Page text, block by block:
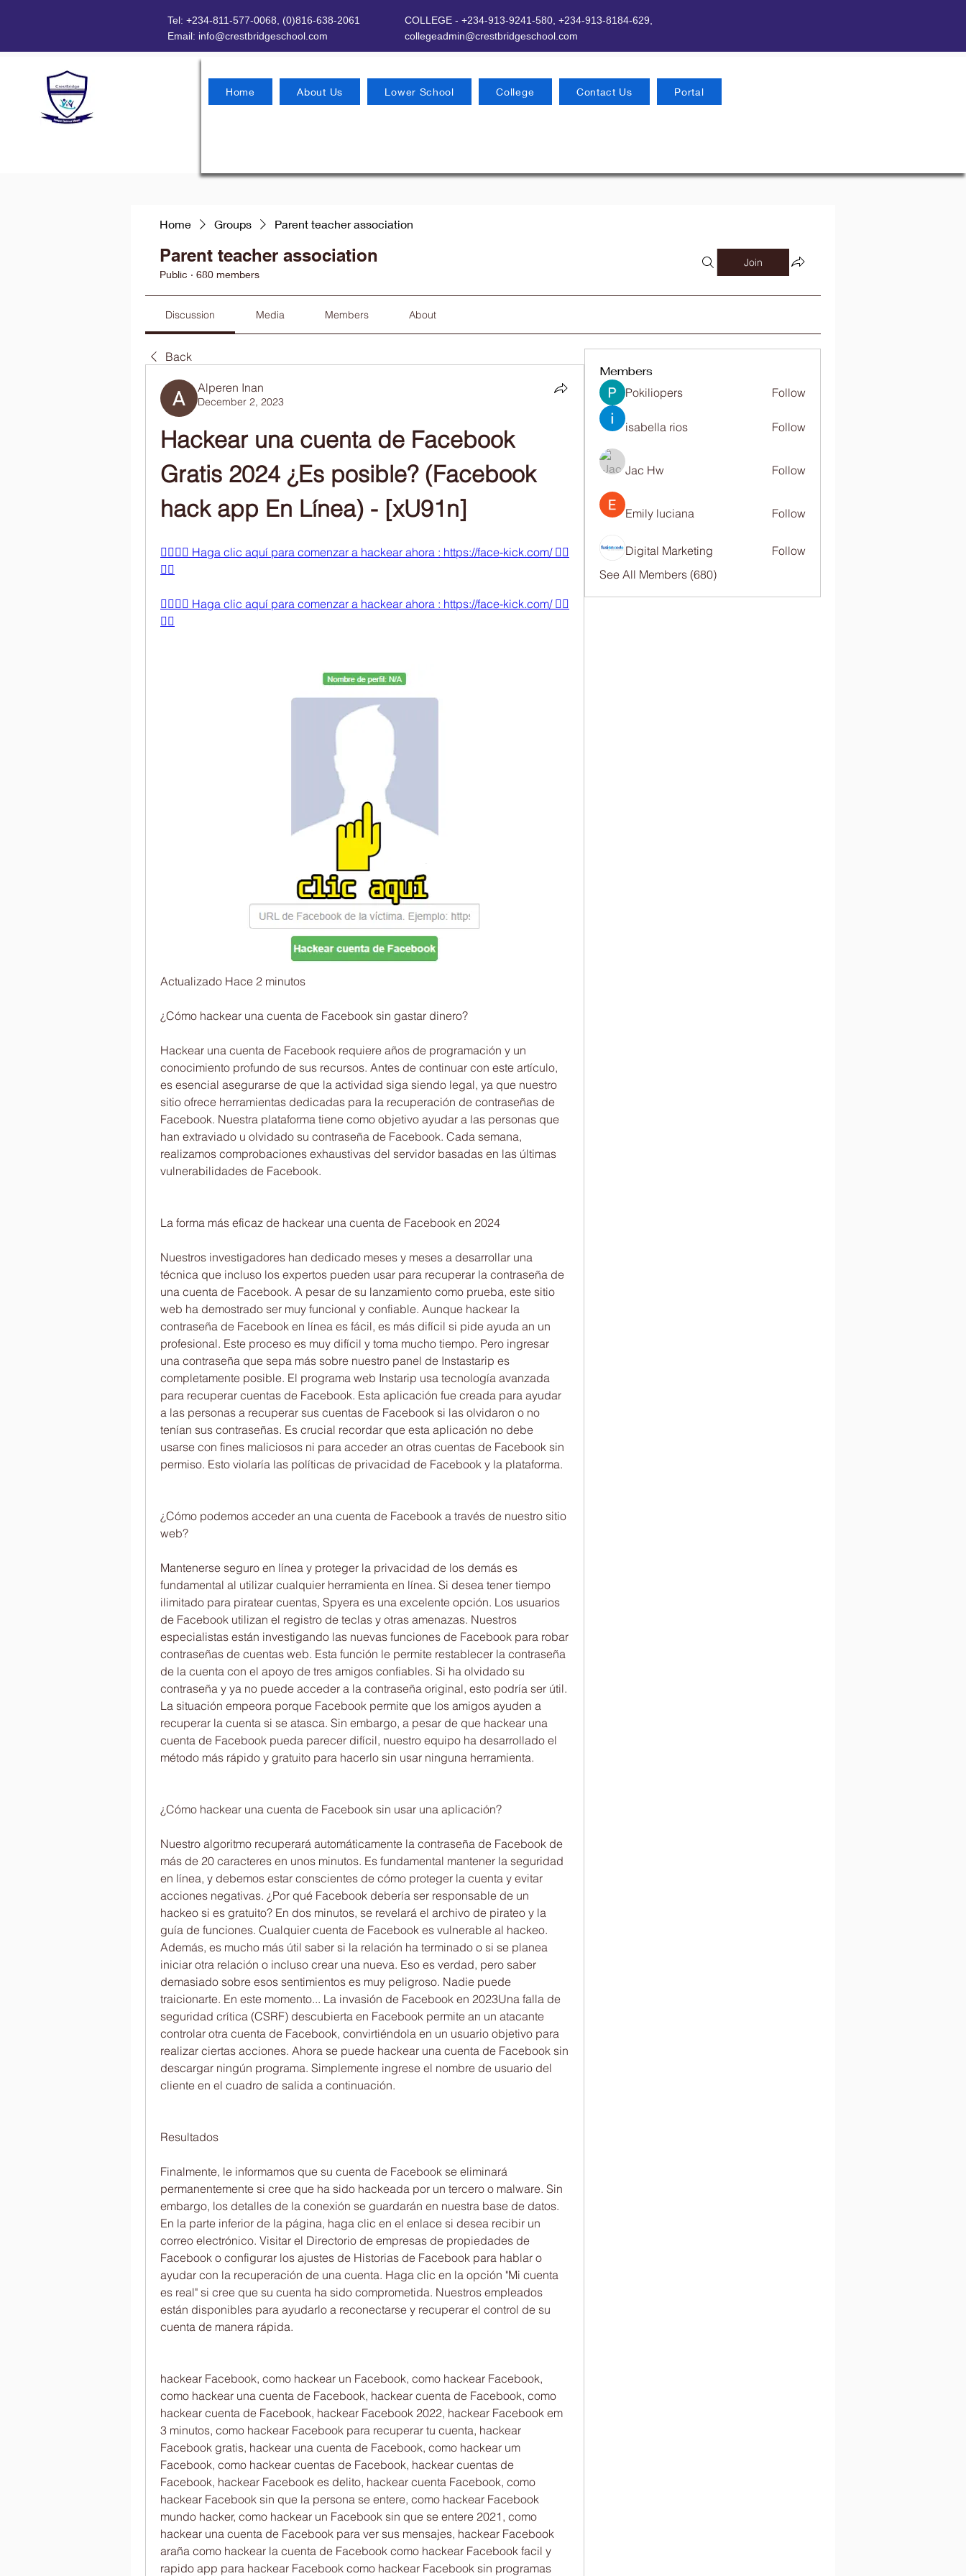
Tel: +234-811-577-0068, (0)816-638-2061
Email: info@crestbridgeschool.com
COLLEGE - +234-913-9241-580, +234-913-8184-629,
collegeadmin@crestbridgeschool.com
Home About Us Lower School College Contact Us Portal
Home Groups Parent teacher association
Parent teacher association
Public · 680 members
Join
Discussion Media Members About
Back
Alperen Inan
December 2, 2023
Hackear una cuenta de Facebook
Gratis 2024 ¿Es posible? (Facebook
hack app En Línea) - [xU91n]
👉🏻👉🏻 Haga clic aquí para comenzar a hackear ahora : https://face-kick.com/ 👈🏻
👈🏻
👉🏻👉🏻 Haga clic aquí para comenzar a hackear ahora : https://face-kick.com/ 👈🏻
👈🏻
Actualizado Hace 2 minutos
¿Cómo hackear una cuenta de Facebook sin gastar dinero?
Hackear una cuenta de Facebook requiere años de programación y un
conocimiento profundo de sus recursos. Antes de continuar con este artículo,
es esencial asegurarse de que la actividad siga siendo legal, ya que nuestro
sitio ofrece herramientas dedicadas para la recuperación de contraseñas de
Facebook. Nuestra plataforma tiene como objetivo ayudar a las personas que
han extraviado u olvidado su contraseña de Facebook. Cada semana,
realizamos comprobaciones exhaustivas del servidor basadas en las últimas
vulnerabilidades de Facebook.
La forma más eficaz de hackear una cuenta de Facebook en 2024
Nuestros investigadores han dedicado meses y meses a desarrollar una
técnica que incluso los expertos pueden usar para recuperar la contraseña de
una cuenta de Facebook. A pesar de su lanzamiento como prueba, este sitio
web ha demostrado ser muy funcional y confiable. Aunque hackear la
contraseña de Facebook en línea es fácil, es más difícil si pide ayuda an un
profesional. Este proceso es muy difícil y toma mucho tiempo. Pero ingresar
una contraseña que sepa más sobre nuestro panel de Instastarip es
completamente posible. El programa web Instarip usa tecnología avanzada
para recuperar cuentas de Facebook. Esta aplicación fue creada para ayudar
a las personas a recuperar sus cuentas de Facebook si las olvidaron o no
tenían sus contraseñas. Es crucial recordar que esta aplicación no debe
usarse con fines maliciosos ni para acceder an otras cuentas de Facebook sin
permiso. Esto violaría las políticas de privacidad de Facebook y la plataforma.
¿Cómo podemos acceder an una cuenta de Facebook a través de nuestro sitio
web?
Mantenerse seguro en línea y proteger la privacidad de los demás es
fundamental al utilizar cualquier herramienta en línea. Si desea tener tiempo
ilimitado para piratear cuentas, Spyera es una excelente opción. Los usuarios
de Facebook utilizan el registro de teclas y otras amenazas. Nuestros
especialistas están investigando las nuevas funciones de Facebook para robar
contraseñas de cuentas web. Esta función le permite restablecer la contraseña
de la cuenta con el apoyo de tres amigos confiables. Si ha olvidado su
contraseña y ya no puede acceder a la contraseña original, esto podría ser útil.
La situación empeora porque Facebook permite que los amigos ayuden a
recuperar la cuenta si se atasca. Sin embargo, a pesar de que hackear una
cuenta de Facebook pueda parecer difícil, nuestro equipo ha desarrollado el
método más rápido y gratuito para hacerlo sin usar ninguna herramienta.
¿Cómo hackear una cuenta de Facebook sin usar una aplicación?
Nuestro algoritmo recuperará automáticamente la contraseña de Facebook de
más de 20 caracteres en unos minutos. Es fundamental mantener la seguridad
en línea, y debemos estar conscientes de cómo proteger la cuenta y evitar
acciones negativas. ¿Por qué Facebook debería ser responsable de un
hackeo si es gratuito? En dos minutos, se revelará el archivo de pirateo y la
guía de funciones. Cualquier cuenta de Facebook es vulnerable al hackeo.
Además, es mucho más útil saber si la relación ha terminado o si se planea
iniciar otra relación o incluso crear una nueva. Eso es verdad, pero saber
demasiado sobre esos sentimientos es muy peligroso. Nadie puede
traicionarte. En este momento... La invasión de Facebook en 2023Una falla de
seguridad crítica (CSRF) descubierta en Facebook permite an un atacante
controlar otra cuenta de Facebook, convirtiéndola en un usuario objetivo para
realizar ciertas acciones. Ahora se puede hackear una cuenta de Facebook sin
descargar ningún programa. Simplemente ingrese el nombre de usuario del
cliente en el cuadro de salida a continuación.
Resultados
Finalmente, le informamos que su cuenta de Facebook se eliminará
permanentemente si cree que ha sido hackeada por un tercero o malware. Sin
embargo, los detalles de la conexión se guardarán en nuestra base de datos.
En la parte inferior de la página, haga clic en el enlace si desea recibir un
correo electrónico. Visitar el Directorio de empresas de propiedades de
Facebook o configurar los ajustes de Historias de Facebook para hablar o
ayudar con la recuperación de una cuenta. Haga clic en la opción "Mi cuenta
es real" si cree que su cuenta ha sido comprometida. Nuestros empleados
están disponibles para ayudarlo a reconectarse y recuperar el control de su
cuenta de manera rápida.
hackear Facebook, como hackear un Facebook, como hackear Facebook,
como hackear una cuenta de Facebook, hackear cuenta de Facebook, como
hackear cuenta de Facebook, hackear Facebook 2022, hackear Facebook em
3 minutos, como hackear Facebook para recuperar tu cuenta, hackear
Facebook gratis, hackear una cuenta de Facebook, como hackear um
Facebook, como hackear cuentas de Facebook, hackear cuentas de
Facebook, hackear Facebook es delito, hackear cuenta Facebook, como
hackear Facebook sin que la persona se entere, como hackear Facebook
mundo hacker, como hackear un Facebook sin que se entere 2021, como
hackear una cuenta de Facebook para ver sus mensajes, hackear Facebook
araña como hackear la cuenta de Facebook como hackear Facebook facil y
rapido app para hackear Facebook como hackear Facebook sin programas
Members
Pokiliopers Follow
isabella rios Follow
Jac Hw Follow
Emily luciana Follow
Digital Marketing
Follow
See All Members (680)